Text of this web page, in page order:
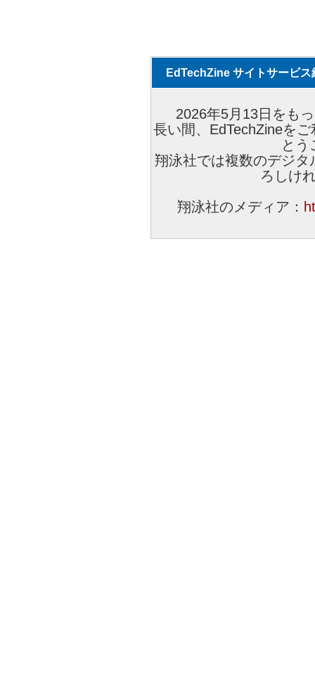
EdTechZine サイトサービス
2026年5月13日をも
長い間、EdTechZineを
とう
翔泳社では複数のデジ
ろしけ
翔泳社のメディア：